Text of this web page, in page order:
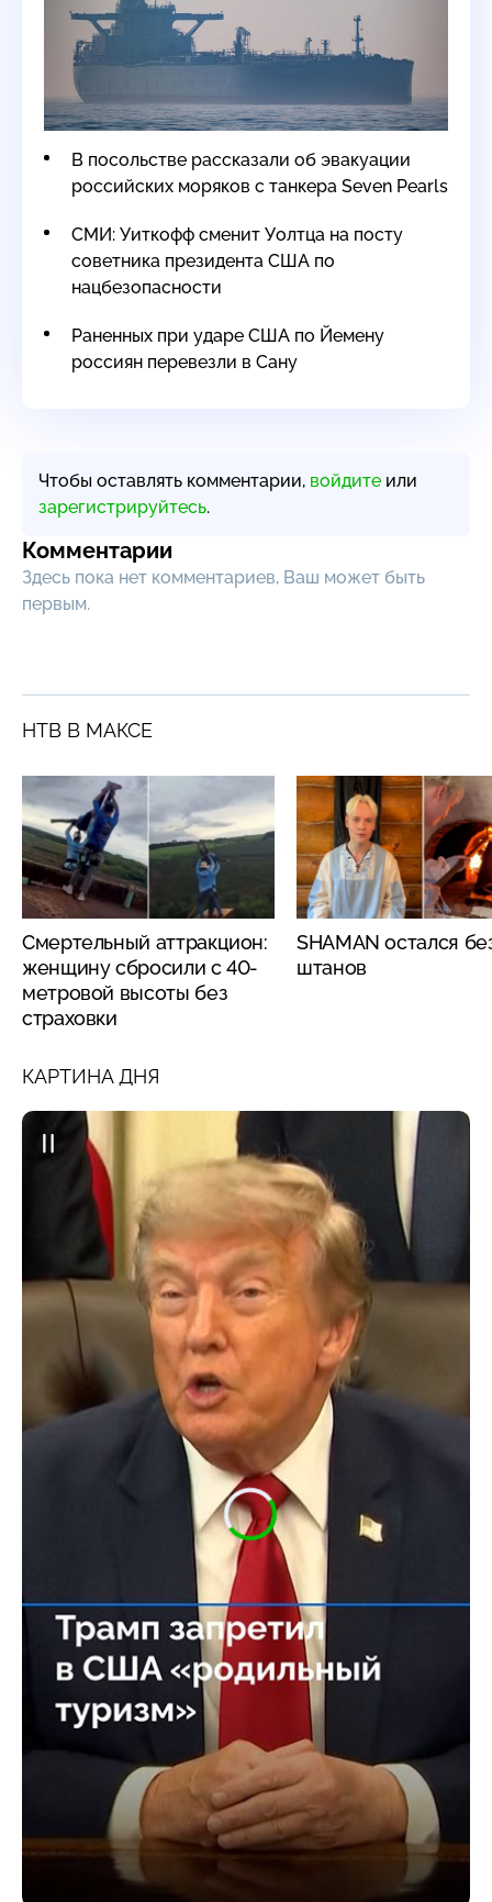
В посольстве рассказали об эвакуации
российских моряков с танкера Seven Pearls
СМИ: Уиткофф сменит Уолтца на посту
советника президента США по
нацбезопасности
Раненных при ударе США по Йемену
россиян перевезли в Сану
Чтобы оставлять комментарии, войдите или
зарегистрируйтесь.
Комментарии
Здесь пока нет комментариев, Ваш может быть
первым.
НТВ В МАКСЕ
Смертельный аттракцион:
женщину сбросили с 40-
метровой высоты без
страховки
SHAMAN остался
штанов
КАРТИНА ДНЯ